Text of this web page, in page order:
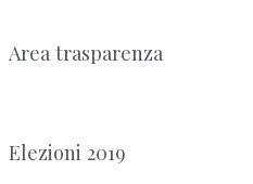
Area trasparenza
Elezioni 2019